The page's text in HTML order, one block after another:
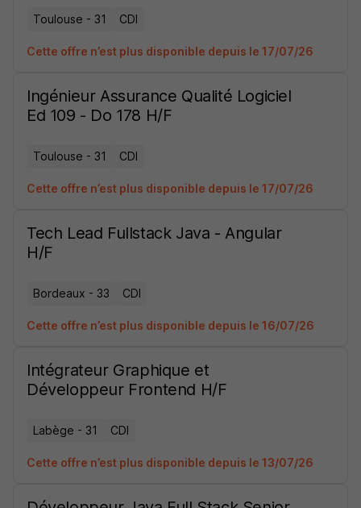
Toulouse - 31 CDI
Cette offre n’est plus disponible depuis le 17/07/26
Ingénieur Assurance Qualité Logiciel
Ed 109 - Do 178 H/F
Toulouse - 31 CDI
Cette offre n’est plus disponible depuis le 17/07/26
Tech Lead Fullstack Java - Angular
H/F
Bordeaux - 33 CDI
Cette offre n’est plus disponible depuis le 16/07/26
Intégrateur Graphique et
Développeur Frontend H/F
Labège - 31 CDI
Cette offre n’est plus disponible depuis le 13/07/26